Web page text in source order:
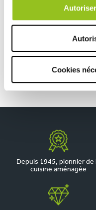
Cookies
TOUTES
Depuis 1945, pionnier de
cuisine aménagée